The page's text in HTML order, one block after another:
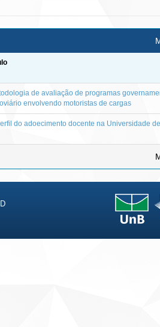
de avaliação de programas
envolvendo motoristas de cargas
do adoecimento docente na Universidade